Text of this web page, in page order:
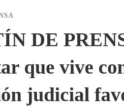
DE
que vive
judicial